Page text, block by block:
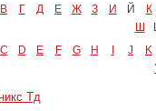
В Г Д Е Ж З И Й
К
Ш
C D E F G H J
K
Тд